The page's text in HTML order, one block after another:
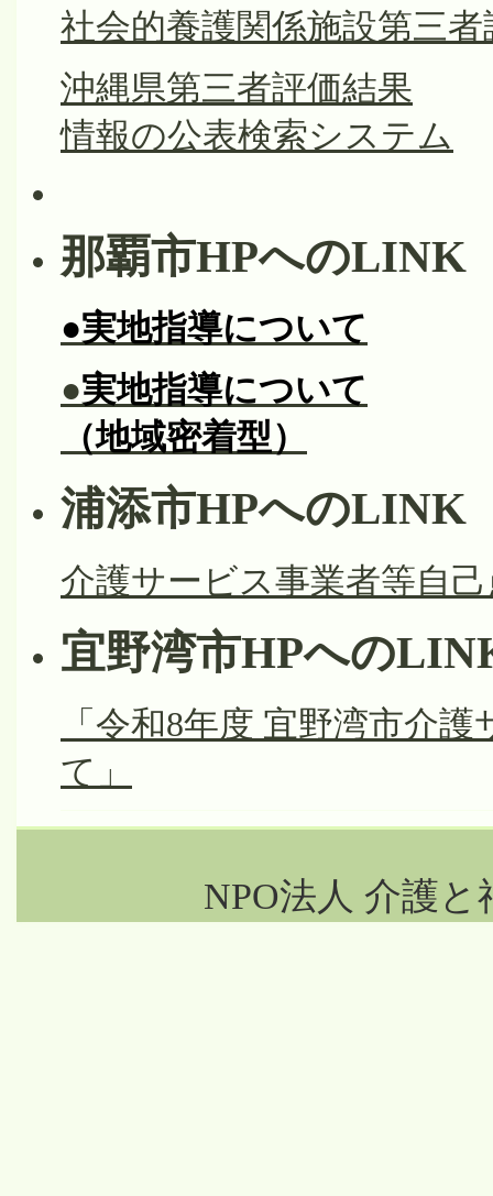
社会的養護関係施設第三
沖縄県第三者評価結果
情報の公表検索システム
那覇市HPへのLINK
●実地指導について
●実地指導について
（地域密着型）
浦添市HPへのLINK
介護サービス事業者等自
宜野湾市HPへの
「令和8年度 宜野湾市介
て」
NPO法人 介護と福